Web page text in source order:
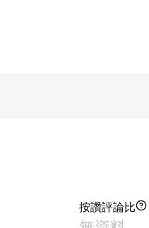
按讚評論比